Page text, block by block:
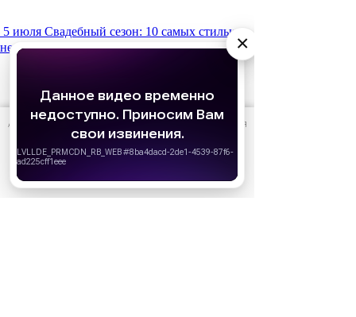
АО «Издательство СЕМЬ ДНЕЙ»
для
персонализации сервисов и удобства пользователей.
своего браузера.
5 июля Свадебный сезон: 10 самых стильных
невест из культовых сериалов
×